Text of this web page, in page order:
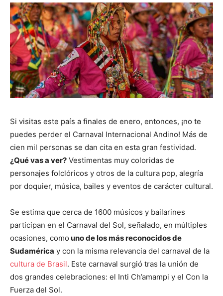
Si visitas este país a finales de enero, entonces, ¡no te
puedes perder el Carnaval Internacional Andino! Más de
cien mil personas se dan cita en esta gran festividad.
¿Qué vas a ver? Vestimentas muy coloridas de
personajes folclóricos y otros de la cultura pop, alegría
por doquier, música, bailes y eventos de carácter cultural.
Se estima que cerca de 1600 músicos y bailarines
participan en el Carnaval del Sol, señalado, en múltiples
ocasiones, como uno de los másreconocidosde
Sudamérica y con la misma relevancia del carnaval de la
cultura de Brasil. Este carnaval surgió tras la unión de
dos grandes celebraciones: el Inti Ch’amampi y el Con la
Fuerza del Sol.